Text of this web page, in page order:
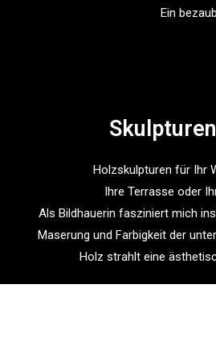
Ein
Holzskulpturen für Ihr
Ihre Terrasse oder
Als Bildhauerin fasziniert mich
Maserung und Farbigkeit der
Holz strahlt eine